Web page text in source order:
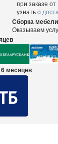
при заказе от
узнать о
Сборка мебели
Оказываем
месяцев